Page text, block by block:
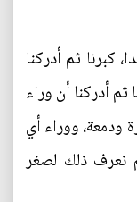
كبرنا ثم أدركنا
ثم أدركنا أن وراء
ودمعة، ووراء أي
نعرف ذلك لصغر